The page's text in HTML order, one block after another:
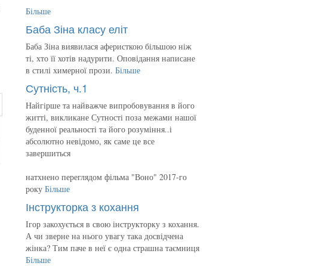
Більше
Баба Зіна класу еліт
Баба Зіна виявилася аферисткою більшою ніж
ті, хто її хотів надурити. Оповідання написане
в стилі химерної прози. Більше
Сутність, ч.1
Найгірше та найважче випробовування в його
житті, викликане Сутності поза межами нашої
буденної реальності та його розуміння..і
абсолютно невідомо, як саме це все
завершиться
натхнено переглядом фільма "Воно" 2017-го
року Більше
Інструкторка з кохання
Ігор закохується в свою інструкторку з кохання.
А чи зверне на нього увагу така досвідчена
жінка? Тим паче в неї є одна страшна таємниця
Більше